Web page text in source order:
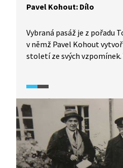
Pavel Kohout: Dílo
Vybraná pasáž je z pořadu
v němž Pavel Kohout
století ze svých vzpomínek.
fotografiemi Pavla Kohouta
shrnutím 20. století ze